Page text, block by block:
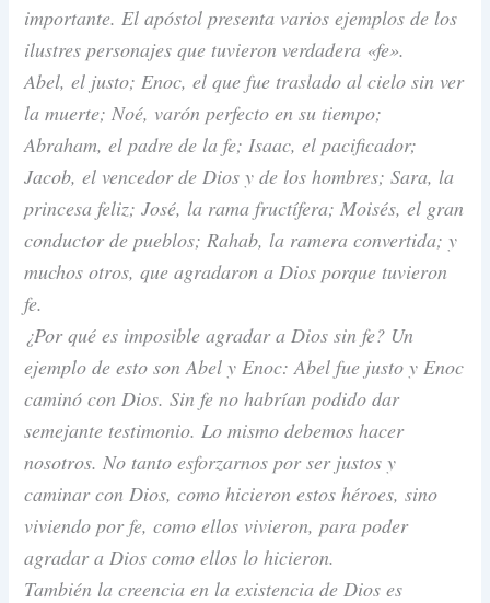
importante. El apóstol presenta varios ejemplos de los
ilustres personajes que tuvieron verdadera «fe».
Abel, el justo; Enoc, el que fue traslado al cielo sin ver
la muerte; Noé, varón perfecto en su tiempo;
Abraham, el padre de la fe; Isaac, el pacificador;
Jacob, el vencedor de Dios y de los hombres; Sara, la
princesa feliz; José, la rama fructífera; Moisés, el gran
conductor de pueblos; Rahab, la ramera convertida; y
muchos otros, que agradaron a Dios porque tuvieron
fe.
¿Por qué es imposible agradar a Dios sin fe? Un
ejemplo de esto son Abel y Enoc: Abel fue justo y Enoc
caminó con Dios. Sin fe no habrían podido dar
semejante testimonio. Lo mismo debemos hacer
nosotros. No tanto esforzarnos por ser justos y
caminar con Dios, como hicieron estos héroes, sino
viviendo por fe, como ellos vivieron, para poder
agradar a Dios como ellos lo hicieron.
También la creencia en la existencia de Dios es